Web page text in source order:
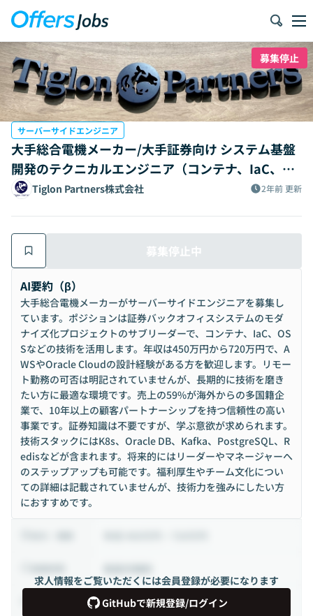
募集停止
サーバーサイドエンジニア
大手総合電機メーカー/大手証券向け システム基盤
開発のテクニカルエンジニア（コンテナ、IaC、OS
Sなど）Tiglon Partners株式会社 2年前 更新
募集停止中
AI要約（β）
大手総合電機メーカーがサーバーサイドエンジニアを募集し
ています。ポジションは証券バックオフィスシステムのモダ
ナイズ化プロジェクトのサブリーダーで、コンテナ、IaC、OS
Sなどの技術を活用します。年収は450万円から720万円で、A
WSやOracle Cloudの設計経験がある方を歓迎します。リモー
ト勤務の可否は明記されていませんが、長期的に技術を磨き
たい方に最適な環境です。売上の59%が海外からの多国籍企
業で、10年以上の顧客パートナーシップを持つ信頼性の高い
事業です。証券知識は不要ですが、学ぶ意欲が求められます。
技術スタックにはK8s、Oracle DB、Kafka、PostgreSQL、R
edisなどが含まれます。将来的にはリーダーやマネージャーへ
のステップアップも可能です。福利厚生やチーム文化につい
ての詳細は記載されていませんが、技術力を強みにしたい方
におすすめです。
求人情報をご覧いただくには会員登録が必要になります
GitHubで新規登録/ログイン
正社員